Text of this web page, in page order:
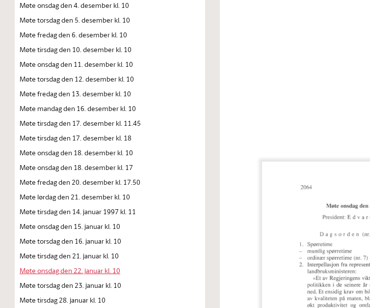
Møte onsdag den 4. desember kl. 10
Møte torsdag den 5. desember kl. 10
Møte fredag den 6. desember kl. 10
Møte tirsdag den 10. desember kl. 10
Møte onsdag den 11. desember kl. 10
Møte torsdag den 12. desember kl. 10
Møte fredag den 13. desember kl. 10
Møte mandag den 16. desember kl. 10
Møte tirsdag den 17. desember kl. 11.45
Møte tirsdag den 17. desember kl. 18
Møte onsdag den 18. desember kl. 10
Møte onsdag den 18. desember kl. 17
Møte fredag den 20. desember kl. 17.50
Møte lørdag den 21. desember kl. 10
Møte tirsdag den 14. januar 1997 kl. 11
Møte onsdag den 15. januar kl. 10
Møte torsdag den 16. januar kl. 10
Møte tirsdag den 21. januar kl. 10
Møte onsdag den 22. januar kl. 10
Møte torsdag den 23. januar kl. 10
Møte tirsdag 28. januar kl. 10